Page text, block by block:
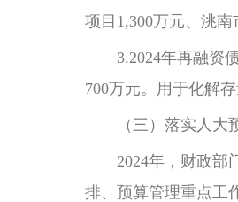
项目1,300万元、洮
3.2024年再融资债
700万元。用于化解存
（三）落实人大预
2024年，财政部门
排、预算管理重点工